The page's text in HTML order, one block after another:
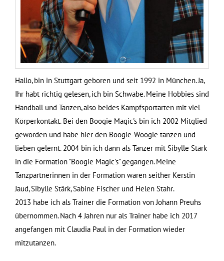
Hallo, bin in Stuttgart geboren und seit 1992 in München. Ja,
Ihr habt richtig gelesen, ich bin Schwabe. Meine Hobbies sind
Handball und Tanzen, also beides Kampfsportarten mit viel
Körperkontakt. Bei den Boogie Magic's bin ich 2002 Mitglied
geworden und habe hier den Boogie-Woogie tanzen und
lieben gelernt. 2004 bin ich dann als Tänzer mit Sibylle Stärk
in die Formation "Boogie Magic's" gegangen. Meine
Tanzpartnerinnen in der Formation waren seither Kerstin
Jaud, Sibylle Stärk, Sabine Fischer und Helen Stahr.
2013 habe ich als Trainer die Formation von Johann Preuhs
übernommen. Nach 4 Jahren nur als Trainer habe ich 2017
angefangen mit Claudia Paul in der Formation wieder
mitzutanzen.